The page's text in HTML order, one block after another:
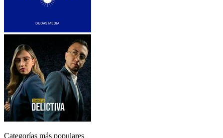
Categorías más populares